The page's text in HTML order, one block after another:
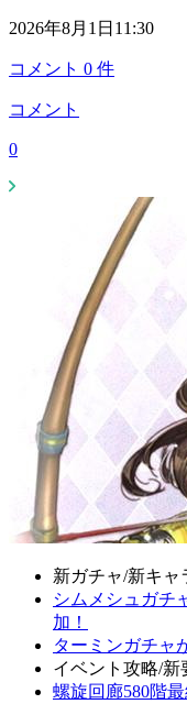
2026年8月1日11:30
コメント 0 件
コメント
0
新ガチャ/新キャ
シムメシュガチ
加！
ターミンガチャ
イベント攻略/新
螺旋回廊580階